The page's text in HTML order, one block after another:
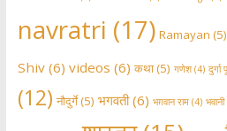
navratri (17) Ramayan (5)
Shiv(6) videos (6) कथा(5) गणेश(4)
(12) नौदुर्गे(5) भगवती(6) भग़वान राम(4) भवानी